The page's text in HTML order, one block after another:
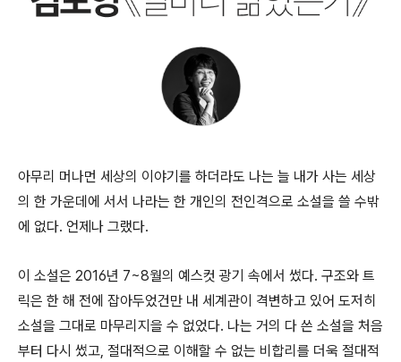
아무리 머나먼 세상의 이야기를 하더라도 나는 늘 내가 사는 세상
의 한 가운데에 서서 나라는 한 개인의 전인격으로 소설을 쓸 수밖
에 없다. 언제나 그랬다.
이 소설은 2016년 7~8월의 예스컷 광기 속에서 썼다. 구조와 트
릭은 한 해 전에 잡아두었건만 내 세계관이 격변하고 있어 도저히
소설을 그대로 마무리지을 수 없었다. 나는 거의 다 쓴 소설을 처음
부터 다시 썼고, 절대적으로 이해할 수 없는 비합리를 더욱 절대적